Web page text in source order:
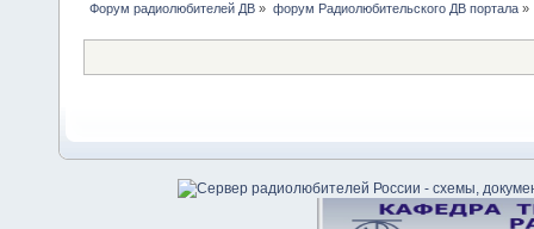
Форум радиолюбителей ДВ » форум Радиолюбительского ДВ портала»